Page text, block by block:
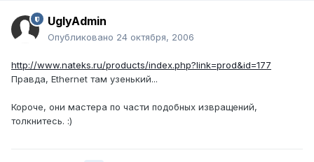
UglyAdmin
Опубликовано 24 октября, 2006
http://www.nateks.ru/products/index.php?link=prod&id=177
Правда, Ethernet там узенький...
Короче, они мастера по части подобных извращений,
толкнитесь. :)